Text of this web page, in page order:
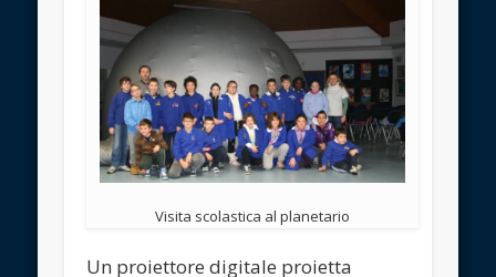
Visita scolastica al planetario
Un proiettore digitale proietta